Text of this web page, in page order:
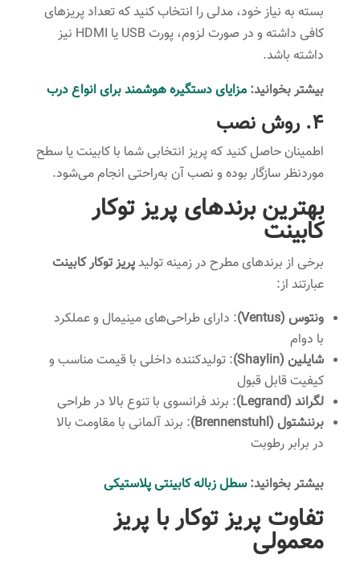
بسته به نیاز خود، مدلی را انتخاب کنید که تعداد پریزهای
کافی داشته و در صورت لزوم، پورت USB یا HDMI نیز
داشته باشد.
بیشتر بخوانید: مزایای دستگیره هوشمند برای انواع درب
4. روش نصب
اطمینان حاصل کنید که پریز انتخابی شما با کابینت یا سطح
موردنظر سازگار بوده و نصب آن به‌راحتی انجام می‌شود.
بهترین برندهای پریز توکار
کابینت
برخی از برندهای مطرح در زمینه تولیدپریز توکار کابینت
عبارتند از:
ونتوس (Ventus)
: دارای طراحی‌های مینیمال و عملکرد
با دوام
شایلین (Shaylin)
: تولیدکننده داخلی با قیمت مناسب و
کیفیت قابل قبول
لگراند (Legrand)
: برند فرانسوی با تنوع بالا در طراحی
برننشتول (Brennenstuhl)
: برند آلمانی با مقاومت بالا
در برابر رطوبت
بیشتر بخوانید:سطل زباله کابینتی پلاستیکی
تفاوت پریز توکار با پریز
معمولی